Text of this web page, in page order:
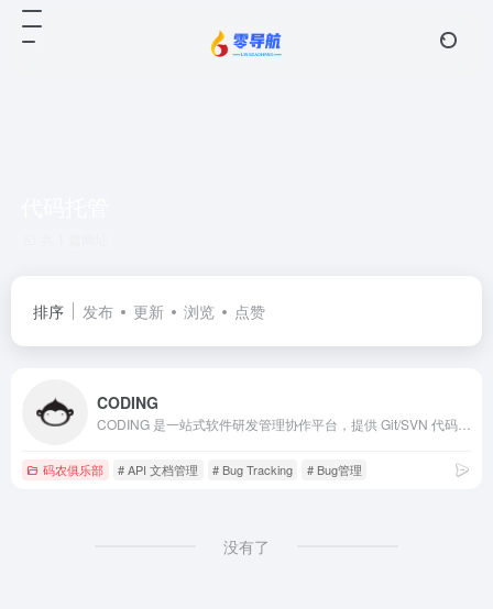
排序 发布 更新 浏览 点赞
CODING
码农俱乐部 # API 文档管理 # Bug Tracking # Bug管理
没有了